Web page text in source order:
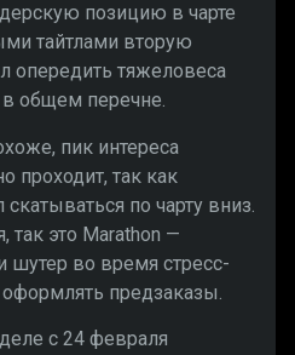
позицию в чарте
тайтлами вторую
опередить тяжеловеса
общем перечне.
пик интереса
проходит, так как
по чарту вниз.
так это Marathon —
шутер во время стресс-
оформлять предзаказы.
с 24 февраля